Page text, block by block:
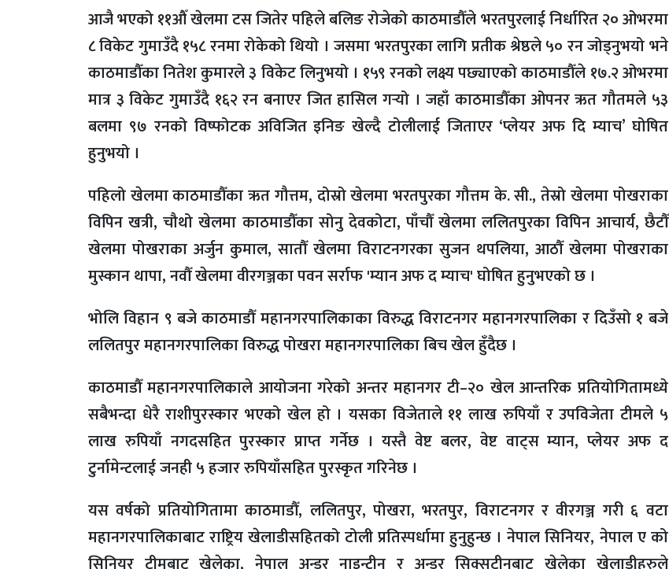
आजै भएको ११औँ खेलमा टस जितेर पहिले बलिङ रोजेको काठमाडौँले भरतपुरलाई निर्धारित २० ओभरमा
८ विकेट गुमाउँदै १५८ रनमा रोकेको थियो । जसमा भरतपुरका लागि प्रतीक श्रेष्ठले ५० रन जोड्नुभयो भने
काठमाडौँका नितेश कुमारले ३ विकेट लिनुभयो । १५९ रनको लक्ष्य पछ्याएको काठमाडौँले १७.२ ओभरमा
मात्र ३ विकेट गुमाउँदै १६२ रन बनाएर जित हासिल गर्‍यो । जहाँ काठमाडौँका ओपनर ऋत गौतमले ५३
बलमा ९७ रनको विष्फोटक अविजित इनिङ खेल्दै टोलीलाई जिताएर ‘प्लेयर अफ दि म्याच’ घोषित
हुनुभयो ।
पहिलो खेलमा काठमाडौँका ऋत गौत्तम, दोस्रो खेलमा भरतपुरका गौत्तम के. सी., तेस्रो खेलमा पोखराका
विपिन खत्री, चौथो खेलमा काठमाडौँका सोनु देवकोटा, पाँचौँ खेलमा ललितपुरका विपिन आचार्य, छैटौँ
खेलमा पोखराका अर्जुन कुमाल, सातौँ खेलमा विराटनगरका सुजन थपलिया, आठौँ खेलमा पोखराका
मुस्कान थापा, नवौँ खेलमा वीरगञ्जका पवन सर्राफ 'म्यान अफ द म्याच' घोषित हुनुभएको छ ।
भोलि विहान ९ बजे काठमाडौँ महानगरपालिकाका विरुद्ध विराटनगर महानगरपालिका र दिउँसो १ बजे
ललितपुर महानगरपालिका विरुद्ध पोखरा महानगरपालिका बिच खेल हुँदैछ ।
काठमाडौँ महानगरपालिकाले आयोजना गरेको अन्तर महानगर टी–२० खेल आन्तरिक प्रतियोगितामध्ये
सबैभन्दा धेरै राशीपुरस्कार भएको खेल हो । यसका विजेताले ११ लाख रुपियाँ र उपविजेता टीमले ५
लाख रुपियाँ नगदसहित पुरस्कार प्राप्त गर्नेछ । यस्तै वेष्ट बलर, वेष्ट वाट्स म्यान, प्लेयर अफ द
टुर्नामेन्टलाई जनही ५ हजार रुपियाँसहित पुरस्कृत गरिनेछ ।
यस वर्षको प्रतियोगितामा काठमाडौँ, ललितपुर, पोखरा, भरतपुर, विराटनगर र वीरगञ्ज गरी ६ वटा
महानगरपालिकाबाट राष्ट्रिय खेलाडीसहितको टोली प्रतिस्पर्धामा हुनुहुन्छ । नेपाल सिनियर, नेपाल ए को